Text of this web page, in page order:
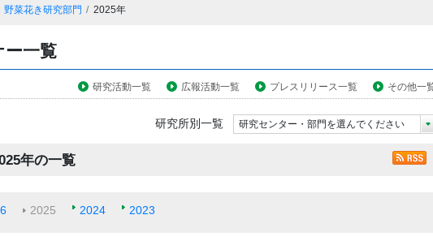
野菜花き研究部門 2025年
一覧
研究活動一覧 広報活動一覧 プレスリリース一覧 その他一
研究所別一覧 研究センター・部門を選んでください
年の一覧
2025 2024 2023